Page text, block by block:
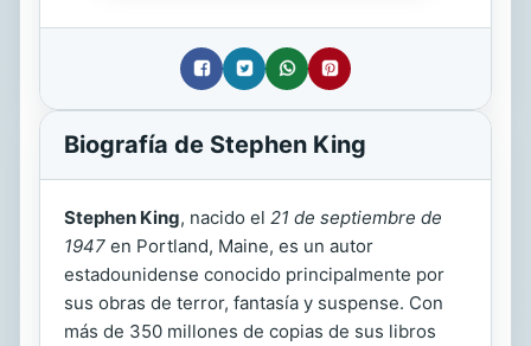
Biografía de Stephen King
Stephen King, nacido el 21 de septiembre de
1947 en Portland, Maine, es un autor
estadounidense conocido principalmente por
sus obras de terror, fantasía y suspense. Con
más de 350 millones de copias de sus libros